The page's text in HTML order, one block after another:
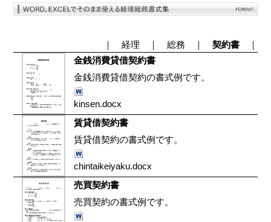
｜ 経理 ｜ 総務 ｜ 契約書｜
金銭消費貸借契約書
金銭消費貸借契約の書式例です。
kinsen.docx
賃貸借契約書
賃貸借契約の書式例です。
chintaikeiyaku.docx
売買契約書
売買契約の書式例です。